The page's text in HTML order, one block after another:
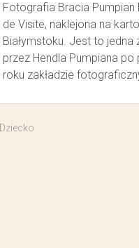
Fotografia Bracia Pumpian
de Visite, naklejona na
Białymstoku. Jest to
przez Hendla Pumpiana
roku zakładzie
Dziecko